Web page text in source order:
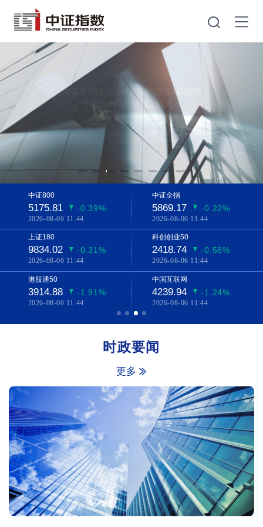
中证港股通半导体产业指数等4条指数
于2026年7月31日正式发布
了解更多
中证核能精选指数
于2026年7月28日正式发布
中证800
5175.81 -0.39%
2026-08-06 11:44
中证全指
5869.17 -0.22%
2026-08-06 11:44
上证180
9834.02 -0.31%
2026-08-06 11:44
科创创业50
2418.74 -0.58%
2026-08-06 11:44
港股通50
3914.88 -1.91%
2026-08-06 11:44
中国互联网
4239.94 -1.24%
2026-08-06 11:44
时政要闻
更多